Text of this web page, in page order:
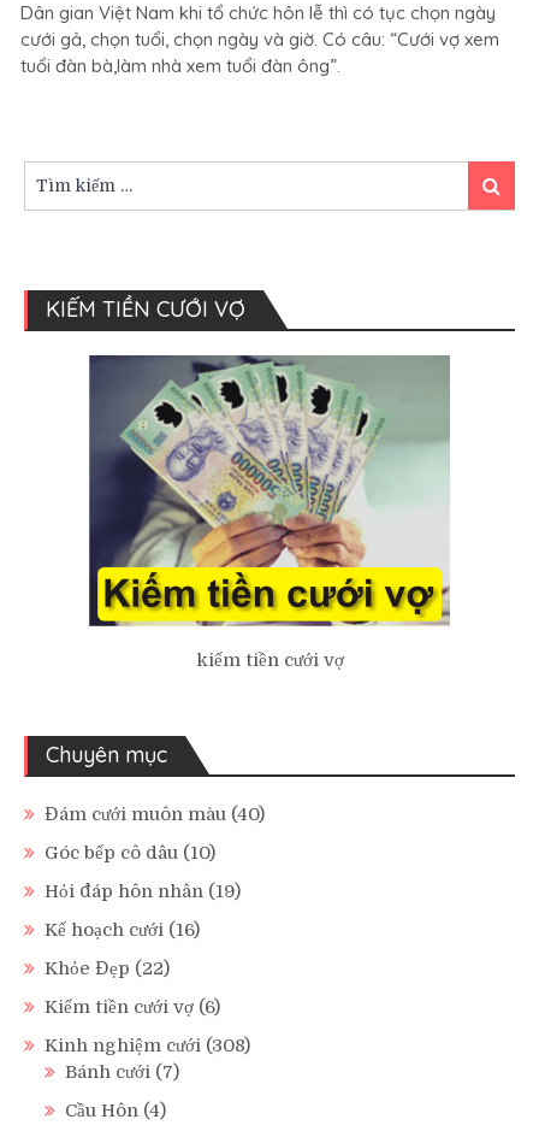
chọn
ngày
cưới
gian
Dân gian Việt Nam khi tổ chức hôn lễ thì có tục chọn ngày
cưới gả, chọn tuổi, chọn ngày và giờ. Có câu: “Cưới vợ xem
tuổi đàn bà,làm nhà xem tuổi đàn ông”.
kiếm:
Tìm
kiếm
KIẾM TIỀN CƯỚI VỢ
kiếm tiền cưới vợ
Chuyên mục
Đám cưới muôn màu (40)
Góc bếp cô dâu (10)
Hỏi đáp hôn nhân (19)
Kế hoạch cưới (16)
Khỏe Đẹp (22)
Kiếm tiền cưới vợ (6)
Kinh nghiệm cưới (308)
Bánh cưới (7)
Cầu Hôn (4)